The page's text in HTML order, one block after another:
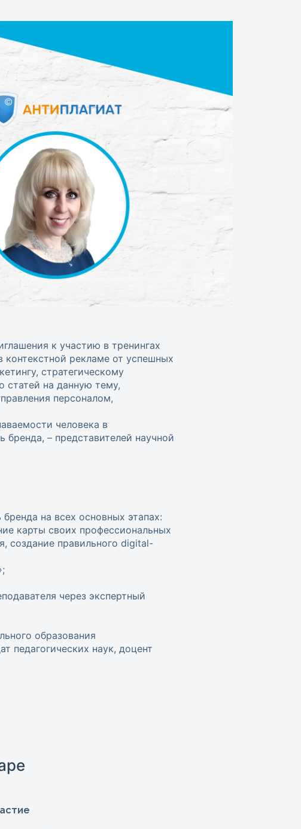
к участию в тренингах
рекламе от успешных
стратегическому
статей на данную тему,
персоналом,
человека в
– представителей научной
на всех основных этапах:
карты своих профессиональных
создание правильного digital-
через экспертный
образования
педагогических наук, доцент